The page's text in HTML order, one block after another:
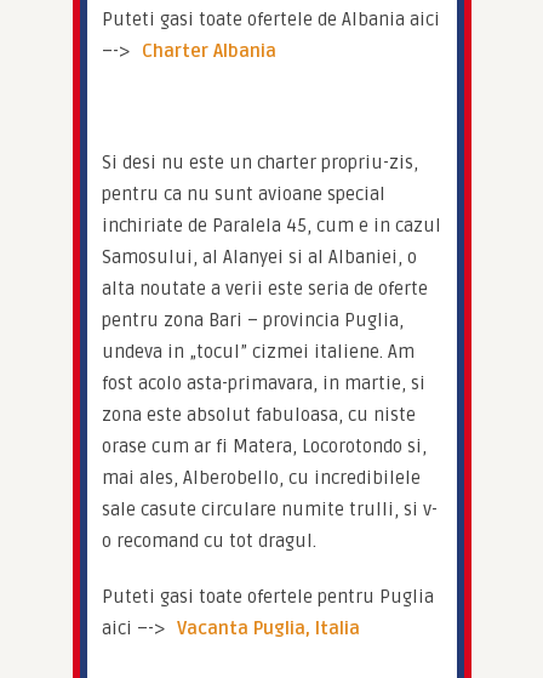
Puteti gasi toate ofertele de Albania aici
–->
Charter Albania
Si desi nu este un charter propriu-zis,
pentru ca nu sunt avioane special
inchiriate de Paralela 45, cum e in cazul
Samosului, al Alanyei si al Albaniei, o
alta noutate a verii este seria de oferte
pentru zona Bari – provincia Puglia,
undeva in „tocul” cizmei italiene. Am
fost acolo asta-primavara, in martie, si
zona este absolut fabuloasa, cu niste
orase cum ar fi Matera, Locorotondo si,
mai ales, Alberobello, cu incredibilele
sale casute circulare numite trulli, si v-
o recomand cu tot dragul.
Puteti gasi toate ofertele pentru Puglia
aici –-> Vacanta Puglia, Italia